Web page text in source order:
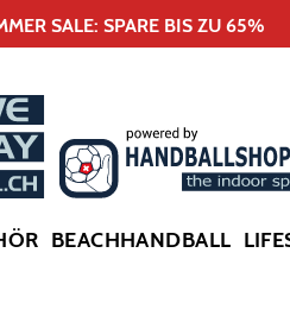
SALE: SPARE BIS ZU 65%
BEACHHANDBALL